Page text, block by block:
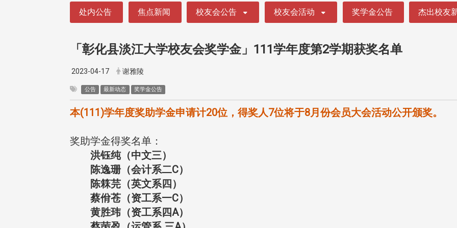
处内公告 焦点新闻 校友会公告 校友会活动 奖学金公告 杰出校友
「彰化县淡江大学校友会奖学金」111学年度第2学期获奖名单
2023-04-17 谢雅陵
公告 最新动态 奖学金公告
本(111)学年度奖助学金申请计20位，得奖人7位将于8月份会员大会活动公开颁奖。
奖助学金得奖名单：
洪钰纯（中文三）
陈逸珊（会计系二C）
陈箖芫（英文系四）
蔡佾苍（资工系一C）
黄胜玮（资工系四A）